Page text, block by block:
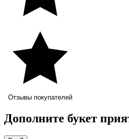
Отзывы покупателей
Дополните букет